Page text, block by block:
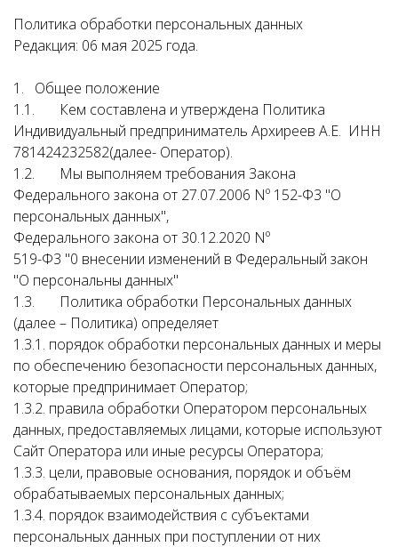
Политика обработки персональных данных
Редакция: 06 мая 2025 года.
1. Общее положение
1.1. Кем составлена и утверждена Политика
Индивидуальный предприниматель Архиреев А.Е. ИНН
781424232582(далее- Оператор).
1.2. Мы выполняем требования Закона
Федерального закона от 27.07.2006 Nº 152-Ф3 "О
персональных данных",
Федерального закона от 30.12.2020 Nº
519-Ф3 "0 внесении изменений в Федеральный закон
"О персональны данных"
1.3. Политика обработки Персональных данных
(далее – Политика) определяет
1.3.1. порядок обработки персональных данных и меры
по обеспечению безопасности персональных данных,
которые предпринимает Оператор;
1.3.2. правила обработки Оператором персональных
данных, предоставляемых лицами, которые используют
Сайт Оператора или иные ресурсы Оператора;
1.3.3. цели, правовые основания, порядок и объём
обрабатываемых персональных данных;
1.3.4. порядок взаимодействия с субъектами
персональных данных при поступлении от них